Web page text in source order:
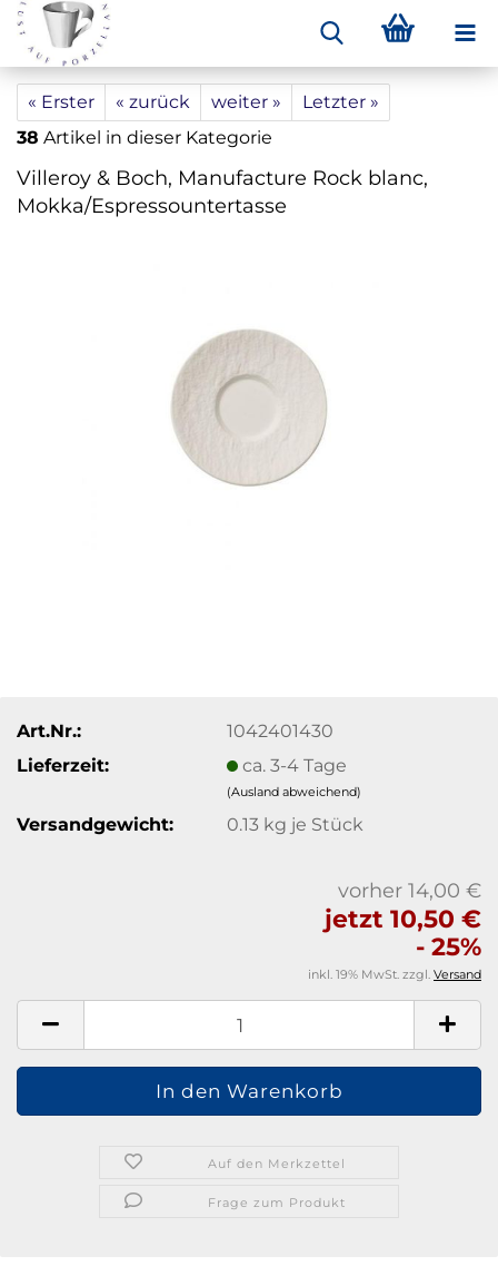
« Erster « zurück weiter »
Letzter »
38 Artikel in dieser Kategorie
Villeroy & Boch, Manufacture Rock blanc,
Mokka/Espressountertasse
Art.Nr.:
1042401430
Lieferzeit:
ca. 3-4 Tage
(Ausland abweichend)
Versandgewicht: 0.13 kg je Stück
vorher 14,00 €
jetzt 10,50 €
- 25%
inkl. 19% MwSt. zzgl. Versand
Auf den Merkzettel
Frage zum Produkt